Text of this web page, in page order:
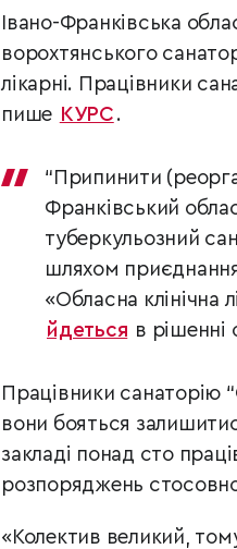
Івано-Франківська
ворохтянського
лікарні. Працівники
пише КУРС .
“Припинити
Франківський
туберкульозний
шляхом
«Обласна клінічна
йдеться в рішенні
Працівники санаторію
вони бояться
закладі понад сто
розпоряджень
«Колектив великий,